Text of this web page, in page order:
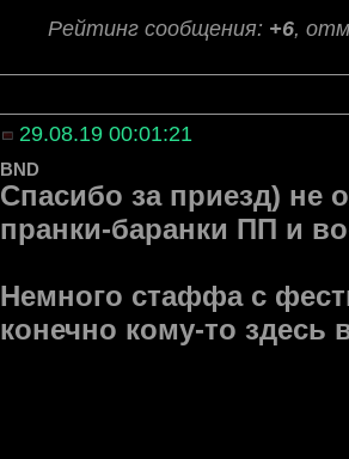
Рейтинг сообщения: +6,
29.08.19 00:01:21
BND
Спасибо за приезд) не
пранки-баранки ПП и
Немного стаффа с
конечно кому-то здесь